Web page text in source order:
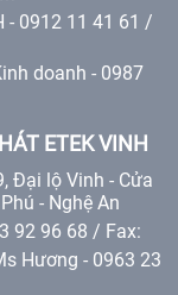
- 0912 11 41 61 /
doanh - 0987
ETEK VINH
Đại lộ Vinh - Cửa
- Nghệ An
92 96 68 / Fax:
Hương - 0963 23